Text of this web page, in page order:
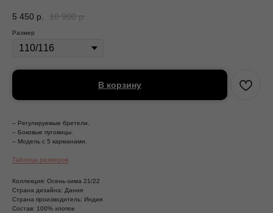
5 450 р. 10 900 р.
Размер
В корзину
– Регулируемые бретели.
– Боковые пуговицы.
– Модель с 5 карманами.
Таблица размеров
Коллекция: Осень-зима 21/22
Страна дизайна: Дания
Страна производитель: Индия
Состав: 100% хлопок